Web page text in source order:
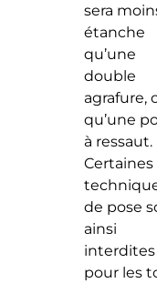
sera
étanche
qu’une
double
agrafure,
qu’une
à ressaut.
Certaines
de pose
ainsi
interdites
pour les